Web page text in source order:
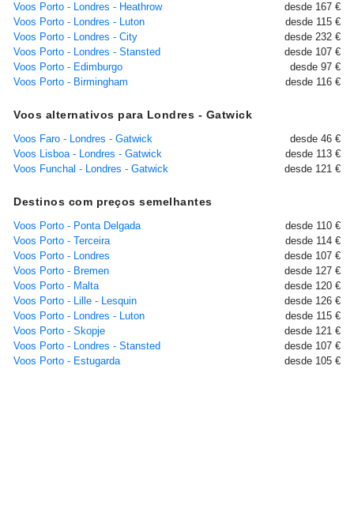
Voos Porto - Londres - Heathrow
desde 167 €
Voos Porto - Londres - Luton
desde 115 €
Voos Porto - Londres - City
desde 232 €
Voos Porto - Londres - Stansted
desde 107 €
Voos Porto - Edimburgo
desde 97 €
Voos Porto - Birmingham
desde 116 €
Voos alternativos para Londres - Gatwick
Voos Faro - Londres - Gatwick
desde 46 €
Voos Lisboa - Londres - Gatwick
desde 113 €
Voos Funchal - Londres - Gatwick
desde 121 €
Destinos com preços semelhantes
Voos Porto - Ponta Delgada
desde 110 €
Voos Porto - Terceira
desde 114 €
Voos Porto - Londres
desde 107 €
Voos Porto - Bremen
desde 127 €
Voos Porto - Malta
desde 120 €
Voos Porto - Lille - Lesquin
desde 126 €
Voos Porto - Londres - Luton
desde 115 €
Voos Porto - Skopje
desde 121 €
Voos Porto - Londres - Stansted
desde 107 €
Voos Porto - Estugarda
desde 105 €